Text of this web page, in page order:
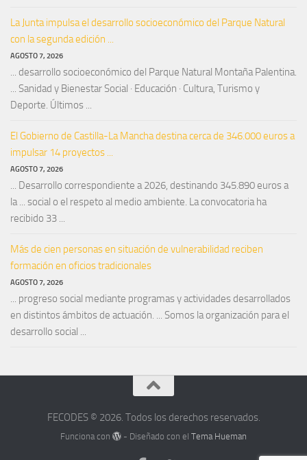
La Junta impulsa el desarrollo socioeconómico del Parque Natural
con la segunda edición ...
AGOSTO 7, 2026
... desarrollo socioeconómico del Parque Natural Montaña Palentina.
... Sanidad y Bienestar Social · Educación · Cultura, Turismo y
Deporte. Últimos ...
El Gobierno de Castilla-La Mancha destina cerca de 346.000 euros a
impulsar 14 proyectos ...
AGOSTO 7, 2026
... Desarrollo correspondiente a 2026, destinando 345.890 euros a
la ... social o el respeto al medio ambiente. La convocatoria ha
recibido 33 ...
Más de cien personas en situación de vulnerabilidad reciben
formación en oficios tradicionales
AGOSTO 7, 2026
... progreso social mediante programas y actividades desarrollados
en distintos ámbitos de actuación. ... Somos la organización para el
desarrollo social ...
FECODES © 2026. Todos los derechos reservados.
Funciona con - Diseñado con elTema Hueman